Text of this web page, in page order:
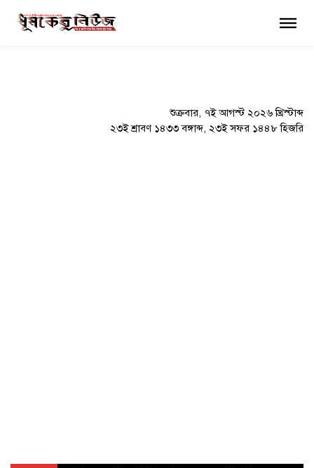
শুক্রবার, ৭ই আগস্ট ২০২৬ খ্রিস্টাব্দ
২৩ই শ্রাবণ ১৪৩৩ বঙ্গাব্দ, ২৩ই সফর ১৪৪৮ হিজরি
×